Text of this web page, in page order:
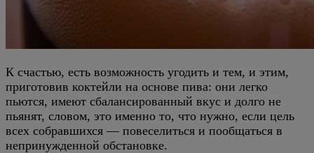
К счастью, есть возможность угодить и тем, и этим,
приготовив коктейли на основе пива: они легко
пьются, имеют сбалансированный вкус и долго не
пьянят, словом, это именно то, что нужно, если цель
всех собравшихся — повеселиться и пообщаться в
непринужденной обстановке.